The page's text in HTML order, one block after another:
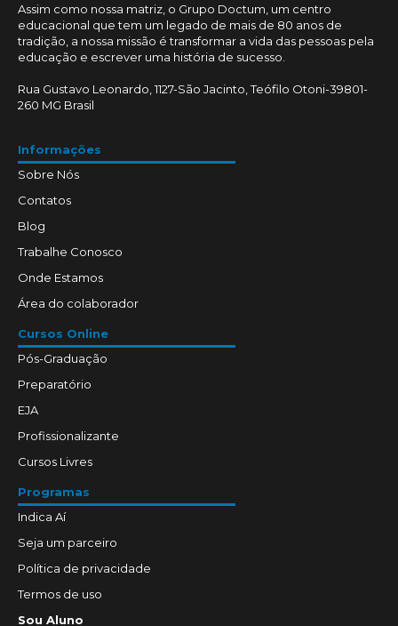
Assim como nossa matriz, o Grupo Doctum, um centro
educacional que tem um legado de mais de 80 anos de
tradição, a nossa missão é transformar a vida das pessoas pela
educação e escrever uma história de sucesso.
Rua Gustavo Leonardo, 1127-São Jacinto, Teófilo Otoni-39801-
260 MG Brasil
Informações
Sobre Nós
Contatos
Blog
Trabalhe Conosco
Onde Estamos
Área do colaborador
Cursos Online
Pós-Graduação
Preparatório
EJA
Profissionalizante
Cursos Livres
Programas
Indica Aí
Seja um parceiro
Política de privacidade
Termos de uso
Sou Aluno